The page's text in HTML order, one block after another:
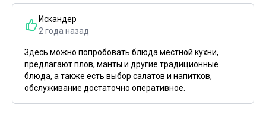
Искандер
2 года назад
Здесь можно попробовать блюда местной кухни,
предлагают плов, манты и другие традиционные
блюда, а также есть выбор салатов и напитков,
обслуживание достаточно оперативное.